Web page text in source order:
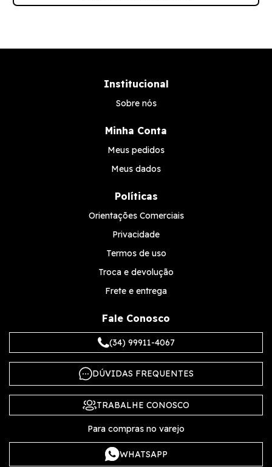
Institucional
Sobre nós
Minha Conta
Meus pedidos
Meus dados
Políticas
Orientações Comerciais
Privacidade
Termos de uso
Troca e devolução
Frete e entrega
Fale Conosco
(34) 99911-4067
DÚVIDAS FREQUENTES
TRABALHE CONOSCO
Para compras no varejo
WHATSAPP